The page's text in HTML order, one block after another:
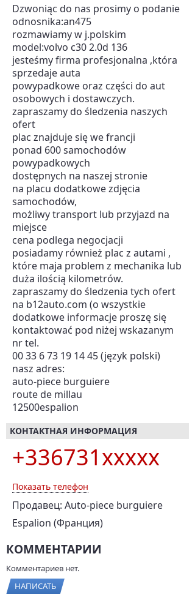
Dzwoniąc do nas prosimy o podanie
odnosnika:an475
rozmawiamy w j.polskim
model:volvo c30 2.0d 136
jesteśmy firma profesjonalna ,która
sprzedaje auta
powypadkowe oraz części do aut
osobowych i dostawczych.
zapraszamy do śledzenia naszych
ofert
plac znajduje się we francji
ponad 600 samochodów
powypadkowych
dostępnych na naszej stronie
na placu dodatkowe zdjęcia
samochodów,
możliwy transport lub przyjazd na
miejsce
cena podlega negocjacji
posiadamy również plac z autami ,
które maja problem z mechanika lub
duża ilością kilometrów.
zapraszamy do śledzenia tych ofert
na b12auto.com (o wszystkie
dodatkowe informacje proszę się
kontaktować pod niżej wskazanym
nr tel.
00 33 6 73 19 14 45 (język polski)
nasz adres:
auto-piece burguiere
route de millau
12500espalion
КОНТАКТНАЯ ИНФОРМАЦИЯ
+336731xxxxx
Показать телефон
Продавец: Auto-piece burguiere
Espalion (Франция)
КОММЕНТАРИИ
Комментариев нет.
НАПИСАТЬ